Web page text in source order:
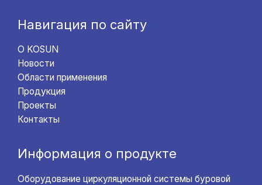
Навигация по сайту
О KOSUN
Новости
Области применения
Продукция
Проекты
Контакты
Информация о продукте
Оборудование циркуляционной системы буровой